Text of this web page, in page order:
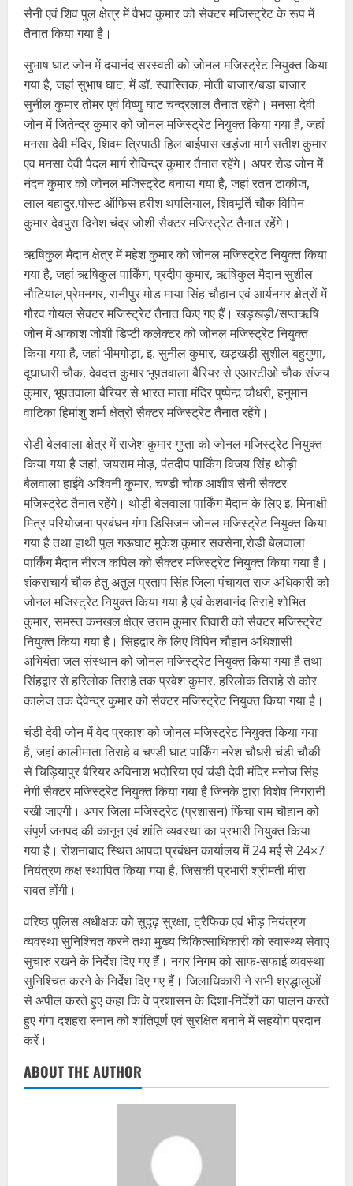
सैनी एवं शिव पुल क्षेत्र में वैभव कुमार को सेक्टर मजिस्ट्रेट के रूप में
तैनात किया गया है।
सुभाष घाट जोन में दयानंद सरस्वती को जोनल मजिस्ट्रेट नियुक्त किया
गया है, जहां सुभाष घाट, में डॉ. स्वास्तिक, मोती बाजार/बडा बाजार
सुनील कुमार तोमर एवं विष्णु घाट चन्द्रलाल तैनात रहेंगे। मनसा देवी
जोन में जितेन्द्र कुमार को जोनल मजिस्ट्रेट नियुक्त किया गया है, जहां
मनसा देवी मंदिर, शिवम त्रिपाठी हिल बाईपास खड़ंजा मार्ग सतीश कुमार
एव मनसा देवी पैदल मार्ग रोविन्द्र कुमार तैनात रहेंगे। अपर रोड जोन में
नंदन कुमार को जोनल मजिस्ट्रेट बनाया गया है, जहां रतन टाकीज,
लाल बहादुर,पोस्ट ऑफिस हरीश थपलियाल, शिवमूर्ति चौक विपिन
कुमार देवपुरा दिनेश चंद्र जोशी सैक्टर मजिस्ट्रेट तैनात रहेंगे।
ऋषिकुल मैदान क्षेत्र में महेश कुमार को जोनल मजिस्ट्रेट नियुक्त किया
गया है, जहां ऋषिकुल पार्किंग, प्रदीप कुमार, ऋषिकुल मैदान सुशील
नौटियाल,प्रेमनगर, रानीपुर मोड माया सिंह चौहान एवं आर्यनगर क्षेत्रों में
गौरव गोयल सेक्टर मजिस्ट्रेट तैनात किए गए हैं। खड़खड़ी/सप्तऋषि
जोन में आकाश जोशी डिप्टी कलेक्टर को जोनल मजिस्ट्रेट नियुक्त
किया गया है, जहां भीमगोड़ा, इ. सुनील कुमार, खड़खड़ी सुशील बहुगुणा,
दूधाधारी चौक, देवदत्त कुमार भूपतवाला बैरियर से एआरटीओ चौक संजय
कुमार, भूपतवाला बैरियर से भारत माता मंदिर पुष्पेन्द़ चौधरी, हनुमान
वाटिका हिमांशु शर्मा क्षेत्रों सैक्टर मजिस्ट्रेट तैनात रहेंगे।
रोडी बेलवाला क्षेत्र में राजेश कुमार गुप्ता को जोनल मजिस्ट्रेट नियुक्त
किया गया है जहां, जयराम मोड़, पंतदीप पार्किंग विजय सिंह थोड़ी
बैलवाला हाईवे अश्विनी कुमार, चण्डी चौक आशीष सैनी सैक्टर
मजिस्ट्रेट तैनात रहेंगे। थोड़ी बेलवाला पार्किंग मैदान के लिए इ. मिनाक्षी
मित्र परियोजना प्रबंधन गंगा डिसिजन जोनल मजिस्ट्रेट नियुक्त किया
गया है तथा हाथी पुल गऊघाट मुकेश कुमार सक्सेना,रोडी बेलवाला
पार्किंग मैदान नीरज कपिल को सैक्टर मजिस्ट्रेट नियुक्त किया गया है।
शंकराचार्य चौक हेतु अतुल प्रताप सिंह जिला पंचायत राज अधिकारी को
जोनल मजिस्ट्रेट नियुक्त किया गया है एवं केशवानंद तिराहे शोभित
कुमार, समस्त कनखल क्षेत्र उत्तम कुमार तिवारी को सैक्टर मजिस्ट्रेट
नियुक्त किया गया है। सिंहद्वार के लिए विपिन चौहान अधिशासी
अभियंता जल संस्थान को जोनल मजिस्ट्रेट नियुक्त किया गया है तथा
सिंहद्वार से हरिलोक तिराहे तक प्रवेश कुमार, हरिलोक तिराहे से कोर
कालेज तक देवेन्द्र कुमार को सैक्टर मजिस्ट्रेट नियुक्त किया गया है।
चंडी देवी जोन में वेद प्रकाश को जोनल मजिस्ट्रेट नियुक्त किया गया
है, जहां कालीमाता तिराहे व चण्डी घाट पार्किंग नरेश चौधरी चंडी चौकी
से चिड़ियापुर बैरियर अविनाश भदोरिया एवं चंडी देवी मंदिर मनोज सिंह
नेगी सैक्टर मजिस्ट्रेट नियुक्त किया गया है जिनके द्वारा विशेष निगरानी
रखी जाएगी। अपर जिला मजिस्ट्रेट (प्रशासन) फिंचा राम चौहान को
संपूर्ण जनपद की कानून एवं शांति व्यवस्था का प्रभारी नियुक्त किया
गया है। रोशनाबाद स्थित आपदा प्रबंधन कार्यालय में 24 मई से 24×7
नियंत्रण कक्ष स्थापित किया गया है, जिसकी प्रभारी श्रीमती मीरा
रावत होंगी।
वरिष्ठ पुलिस अधीक्षक को सुदृढ़ सुरक्षा, ट्रैफिक एवं भीड़ नियंत्रण
व्यवस्था सुनिश्चित करने तथा मुख्य चिकित्साधिकारी को स्वास्थ्य सेवाएं
सुचारु रखने के निर्देश दिए गए हैं। नगर निगम को साफ-सफाई व्यवस्था
सुनिश्चित करने के निर्देश दिए गए हैं। जिलाधिकारी ने सभी श्रद्धालुओं
से अपील करते हुए कहा कि वे प्रशासन के दिशा-निर्देशों का पालन करते
हुए गंगा दशहरा स्नान को शांतिपूर्ण एवं सुरक्षित बनाने में सहयोग प्रदान
करें।
ABOUT THE AUTHOR